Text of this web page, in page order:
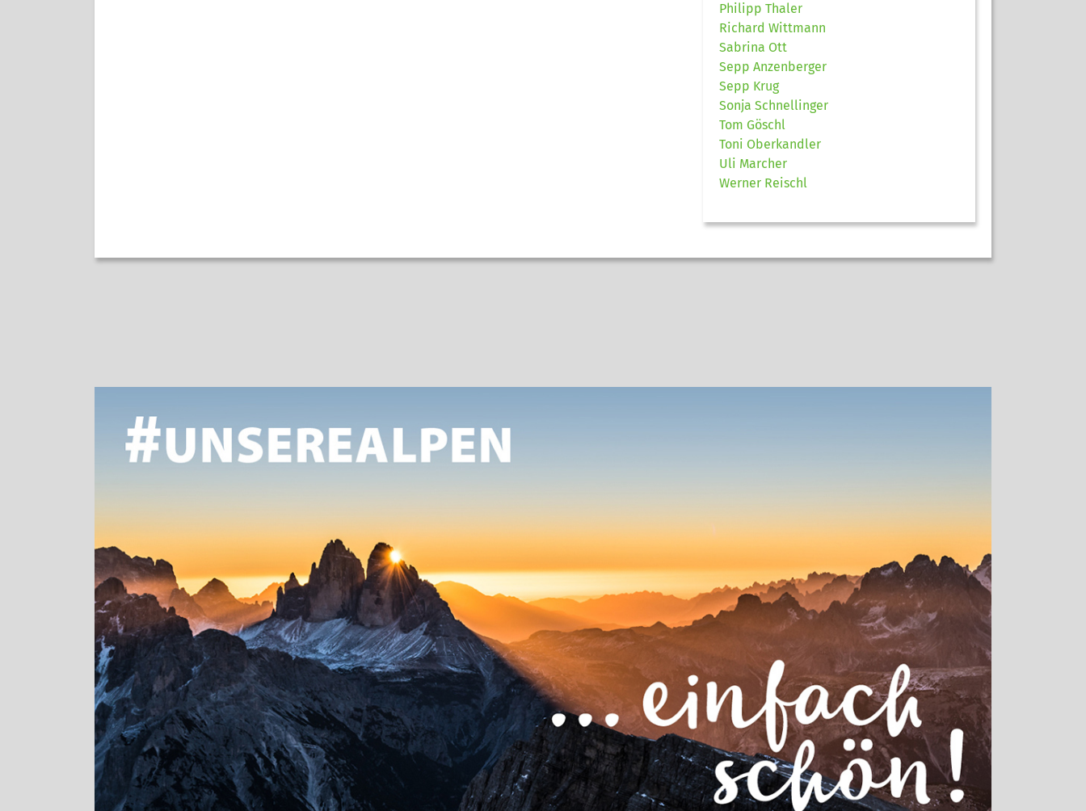
Philipp Thaler
Richard Wittmann
Sabrina Ott
Sepp Anzenberger
Sepp Krug
Sonja Schnellinger
Tom Göschl
Toni Oberkandler
Uli Marcher
Werner Reischl